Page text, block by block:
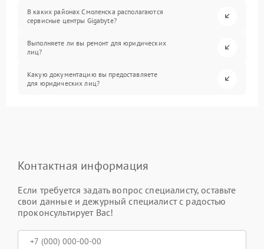
В каких районах Смоленска располагаются
сервисные центры Gigabyte?
Выполняете ли вы ремонт для юридических
лиц?
Какую документацию вы предоставляете
для юридических лиц?
Контактная информация
Если требуется задать вопрос специалисту, оставьте
свои данные и дежурный специалист с радостью
проконсультирует Вас!